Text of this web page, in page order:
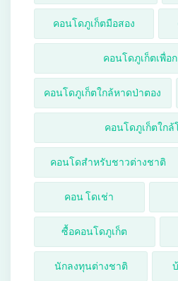
คอนโดภูเก็ตมือสอง
คอนโดภูเก็ตเพื่อ
คอนโดภูเก็ตใกล้หาดป่าตอง
คอนโดภูเก็ตใกล้
คอนโดสำหรับชาวต่างชาติ
คอน โดเช่า
ซื้อคอนโดภูเก็ต
นักลงทุนต่างชาติ